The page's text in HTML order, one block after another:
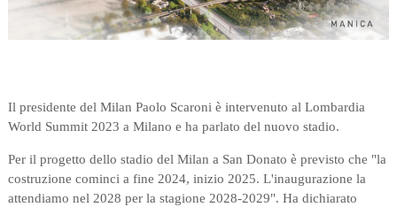
Il presidente del Milan Paolo Scaroni è intervenuto al Lombardia
World Summit 2023 a Milano e ha parlato del nuovo stadio.
Per il progetto dello stadio del Milan a San Donato è previsto che "la
costruzione cominci a fine 2024, inizio 2025. L'inaugurazione la
attendiamo nel 2028 per la stagione 2028-2029". Ha dichiarato